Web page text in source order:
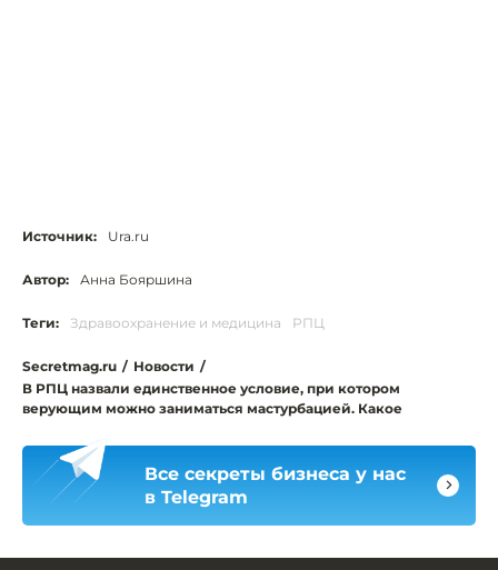
Источник: Ura.ru
Автор: Анна Бояршина
Теги: Здравоохранение и медицина РПЦ
Secretmag.ru / Новости /
В РПЦ назвали единственное условие, при котором
верующим можно заниматься мастурбацией. Какое
Все секреты бизнеса у нас
в Telegram